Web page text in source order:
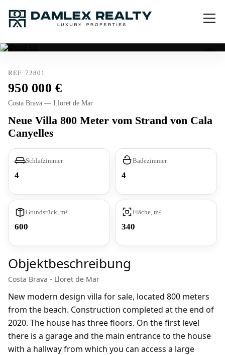
REF. 72801
950 000
Costa Brava — Lloret de Mar
Neue Villa 800 Meter vom Strand von Cala
Canyelles
Schlafzimmer
4
Badezimmer
4
Grundstück, m²
600
Fläche, m²
340
Objektbeschreibung
Costa Brava - Lloret de Mar
New modern design villa for sale, located 800 meters
from the beach. Construction completed at the end of
2020. The house has three floors. On the first level
there is a garage and the main entrance to the house
with a hallway from which you can access a large